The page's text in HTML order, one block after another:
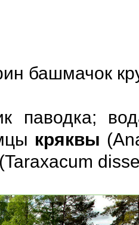
башмачок
паводка;
кряквы
(Taraxacum